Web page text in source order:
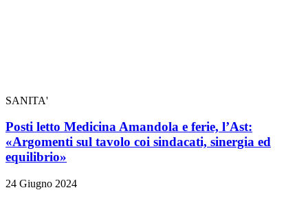
SANITA'
Posti letto Medicina Amandola e ferie, l’Ast:
«Argomenti sul tavolo coi sindacati, sinergia ed
equilibrio»
24 Giugno 2024